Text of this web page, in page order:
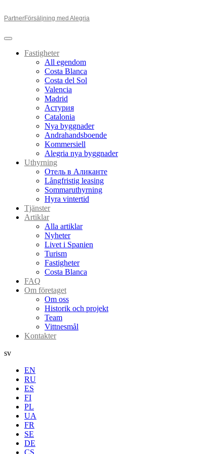
PartnerFörsäljning med Alegria
Fastigheter
All egendom
Costa Blanca
Costa del Sol
Valencia
Madrid
Астурия
Catalonia
Nya byggnader
Andrahandsboende
Kommersiell
Alegria nya byggnader
Uthyrning
Отель в Аликанте
Långfristig leasing
Sommaruthyrning
Hyra vintertid
Tjänster
Artiklar
Alla artiklar
Nyheter
Livet i Spanien
Turism
Fastigheter
Costa Blanca
FAQ
Om företaget
Om oss
Historik och projekt
Team
Vittnesmål
Kontakter
sv
EN
RU
ES
FI
PL
UA
FR
SE
DE
CS